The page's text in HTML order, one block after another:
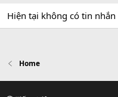
Hiện tại không có tin
Home